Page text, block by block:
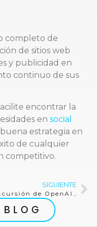
completo de
de sitios web
y publicidad en
continuo de sus
encontrar la
en social
estrategia en
de cualquier
competitivo.
SIGUIENTE
La Incursión de OpenAI en las Aplicaciones sacude el Mercado de SaaS: Efectos y Oportunidades para Empresas en América Latina